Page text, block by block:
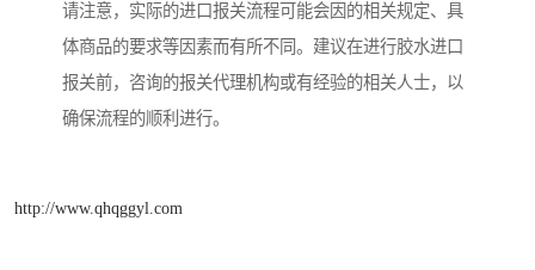
请注意，实际的进口报关流程可能会因的相关规定、具
体商品的要求等因素而有所不同。建议在进行胶水进口
报关前，咨询的报关代理机构或有经验的相关人士，以
确保流程的顺利进行。
http://www.qhqggyl.com